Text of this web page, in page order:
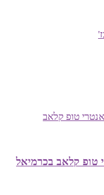
טופ קלאב בכרמיאל